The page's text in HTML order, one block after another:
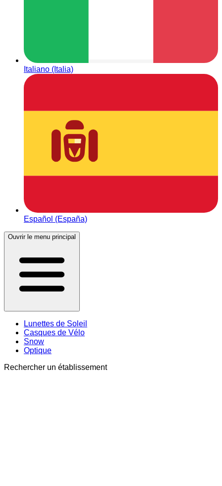
Italiano (Italia)
Español (España)
Ouvrir le menu principal
Lunettes de Soleil
Casques de Vélo
Snow
Optique
Rechercher un établissement